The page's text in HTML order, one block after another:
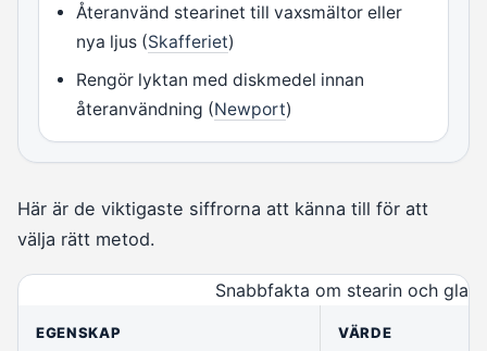
Återanvänd stearinet till vaxsmältor eller
nya ljus (Skafferiet)
Rengör lyktan med diskmedel innan
återanvändning (Newport)
Här är de viktigaste siffrorna att känna till för att
välja rätt metod.
Snabbfakta om stearin och glas
EGENSKAP VÄRDE